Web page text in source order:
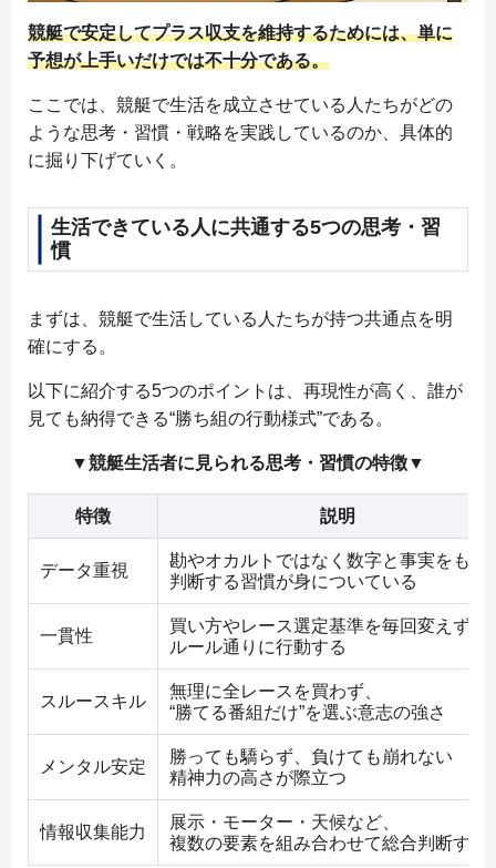
競艇で安定してプラス収支を維持するためには、単に
予想が上手いだけでは不十分である。
ここでは、競艇で生活を成立させている人たちがどの
ような思考・習慣・戦略を実践しているのか、具体的
に掘り下げていく。
生活できている人に共通する5つの思考・習
慣
まずは、競艇で生活している人たちが持つ共通点を明
確にする。
以下に紹介する5つのポイントは、再現性が高く、誰が
見ても納得できる“勝ち組の行動様式”である。
▼競艇生活者に見られる思考・習慣の特徴▼
特徴 説明
データ重視
勘やオカルトではなく数字と事実をもと
判断する習慣が身についている
一貫性
買い方やレース選定基準を毎回変えず、
ルール通りに行動する
スルースキル
無理に全レースを買わず、
“勝てる番組だけ”を選ぶ意志の強さ
メンタル安定
勝っても驕らず、負けても崩れない
精神力の高さが際立つ
情報収集能力
展示・モーター・天候など、
複数の要素を組み合わせて総合判断する